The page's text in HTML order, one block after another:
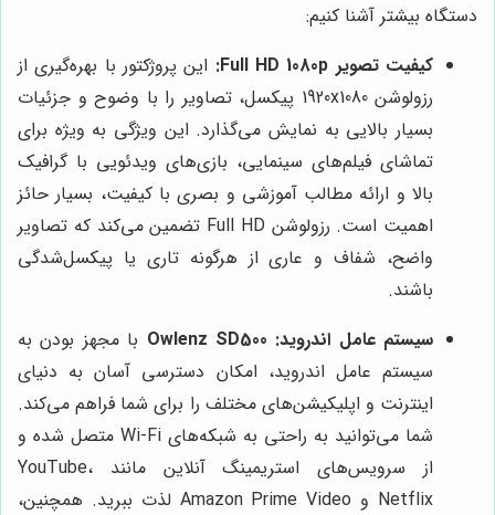
دستگاه بیشتر آشنا کنیم:
کیفیت تصویر Full HD 1080p:
این پروژکتور با بهره‌گیری از
رزولوشن 1920x1080 پیکسل، تصاویر را با وضوح و جزئیات
بسیار بالایی به نمایش می‌گذارد. این ویژگی به ویژه برای
تماشای فیلم‌های سینمایی، بازی‌های ویدئویی با گرافیک
بالا و ارائه مطالب آموزشی و بصری با کیفیت، بسیار حائز
اهمیت است. رزولوشن Full HD تضمین می‌کند که تصاویر
واضح، شفاف و عاری از هرگونه تاری یا پیکسل‌شدگی
باشند.
سیستم عامل اندروید: Owlenz SD500 با مجهز بودن به
سیستم عامل اندروید، امکان دسترسی آسان به دنیای
اینترنت و اپلیکیشن‌های مختلف را برای شما فراهم می‌کند.
شما می‌توانید به راحتی به شبکه‌های Wi-Fi متصل شده و
از سرویس‌های استریمینگ آنلاین مانند YouTube،
Netflix و Amazon Prime Video لذت ببرید. همچنین،